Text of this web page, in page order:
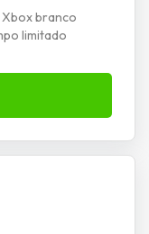
branco
limitado